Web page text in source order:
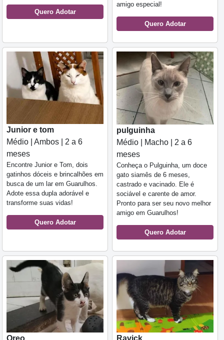
Quero Adotar
amigo especial!
Quero Adotar
Junior e tom
Médio | Ambos | 2 a 6
meses
Encontre Junior e Tom, dois
gatinhos dóceis e brincalhões em
busca de um lar em Guarulhos.
Adote essa dupla adorável e
transforme suas vidas!
Quero Adotar
pulguinha
Médio | Macho | 2 a 6
meses
Conheça o Pulguinha, um doce
gato siamês de 6 meses,
castrado e vacinado. Ele é
sociável e carente de amor.
Pronto para ser seu novo melhor
amigo em Guarulhos!
Quero Adotar
Oreo
Ravick